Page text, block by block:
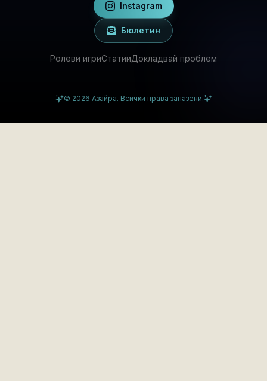
Instagram
Бюлетин
Ролеви игриСтатииДокладвай проблем
© 2026 Азайра. Всички права запазени.